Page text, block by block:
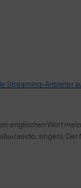
Streaming-Anbieter
englischen Wort
(aeido, singen).